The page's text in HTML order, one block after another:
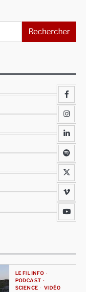
Rechercher
LE FIL INFO
PODCAST
SCIENCE
VIDÉO